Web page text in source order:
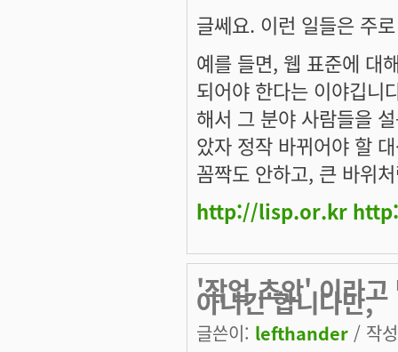
글쎄요. 이런 일들은 주
예를 들면, 웹 표준에 대
되어야 한다는 이야깁니
해서 그 분야 사람들을
았자 정작 바뀌어야 할
꼼짝도 안하고, 큰 바위
http://lisp.or.kr
'작업 초안' 이라고
아니긴 합니다만,
글쓴이: lefthander / 작